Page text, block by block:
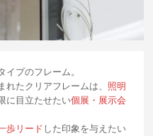
プのフレーム。
たクリアフレームは、 照明
に目立たせたい個展・展示会
歩リード した印象を与えたい